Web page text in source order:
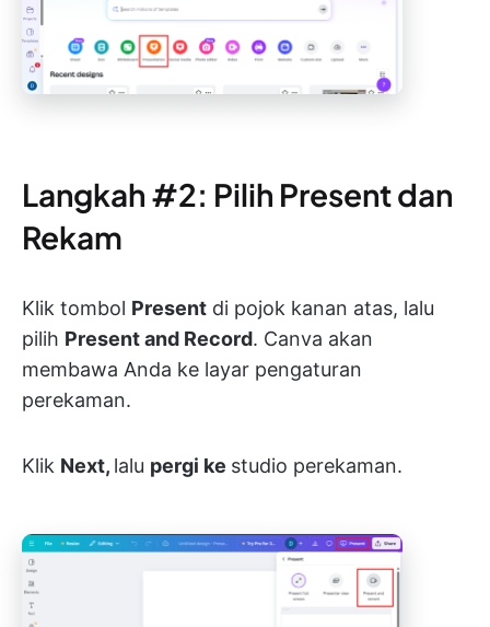
Langkah #2: Pilih Present dan
Rekam
Klik tombol Present di pojok kanan atas, lalu
pilih Present and Record. Canva akan
membawa Anda ke layar pengaturan
perekaman.
Klik Next, lalu pergi ke studio perekaman.